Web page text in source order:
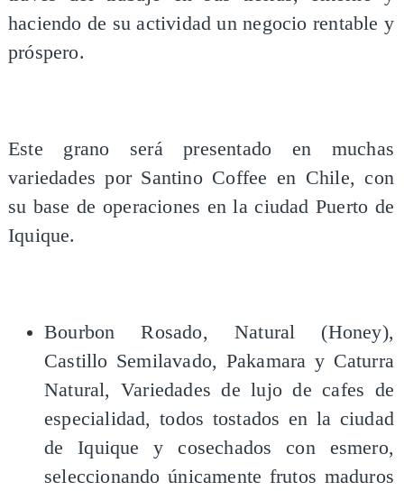
haciendo de su actividad un negocio rentable y
próspero.
Este grano será presentado en muchas
variedades por Santino Coffee en Chile, con
su base de operaciones en la ciudad Puerto de
Iquique.
Bourbon Rosado, Natural (Honey),
Castillo Semilavado, Pakamara y Caturra
Natural, Variedades de lujo de cafes de
especialidad, todos tostados en la ciudad
de Iquique y cosechados con esmero,
seleccionando únicamente frutos maduros